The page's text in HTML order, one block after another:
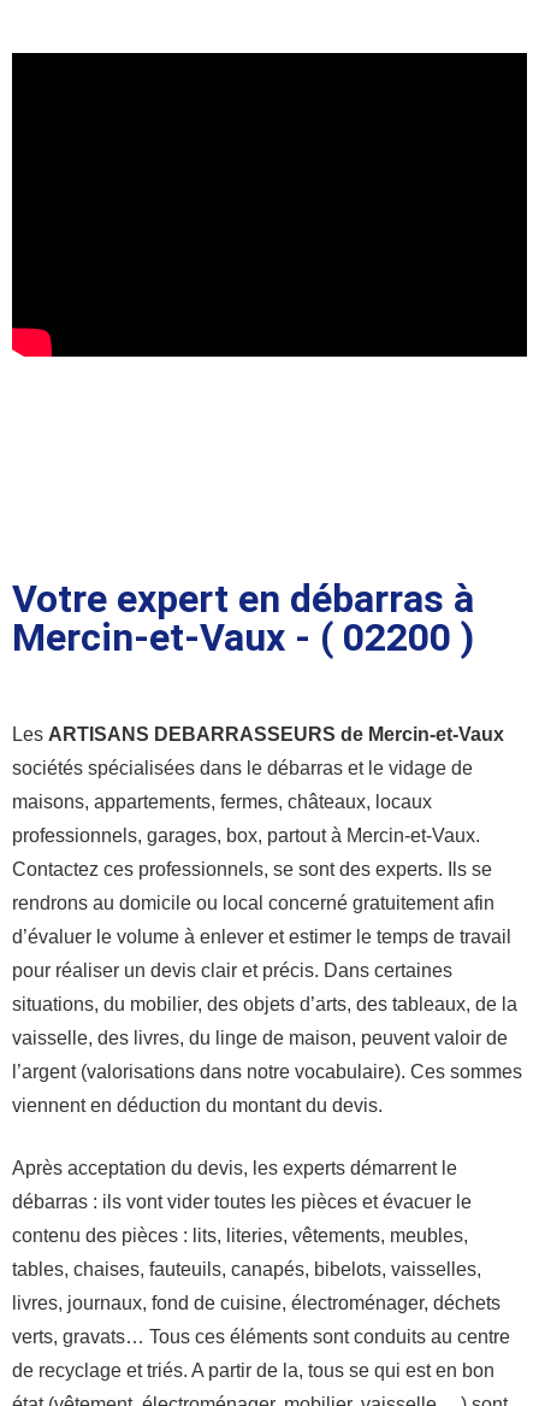
Votre expert en débarras à
Mercin-et-Vaux - ( 02200 )
Les ARTISANS DEBARRASSEURS de Mercin-et-Vaux
sociétés spécialisées dans le débarras et le vidage de
maisons, appartements, fermes, châteaux, locaux
professionnels, garages, box, partout à Mercin-et-Vaux.
Contactez ces professionnels, se sont des experts. Ils se
rendrons au domicile ou local concerné gratuitement afin
d’évaluer le volume à enlever et estimer le temps de travail
pour réaliser un devis clair et précis. Dans certaines
situations, du mobilier, des objets d’arts, des tableaux, de la
vaisselle, des livres, du linge de maison, peuvent valoir de
l’argent (valorisations dans notre vocabulaire). Ces sommes
viennent en déduction du montant du devis.
Après acceptation du devis, les experts démarrent le
débarras : ils vont vider toutes les pièces et évacuer le
contenu des pièces : lits, literies, vêtements, meubles,
tables, chaises, fauteuils, canapés, bibelots, vaisselles,
livres, journaux, fond de cuisine, électroménager, déchets
verts, gravats… Tous ces éléments sont conduits au centre
de recyclage et triés. A partir de la, tous se qui est en bon